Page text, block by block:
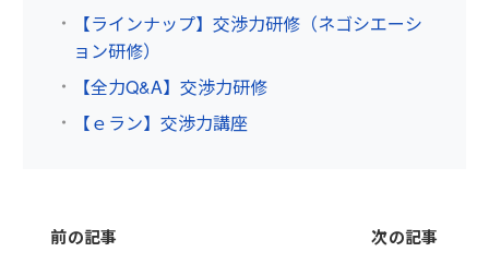
【ラインナップ】交渉力研修（ネゴシエーシ
ョン研修）
【全力Q&A】交渉力研修
【ｅラン】交渉力講座
前の記事 次の記事